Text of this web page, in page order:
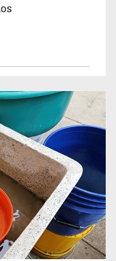
para emitir
del agua